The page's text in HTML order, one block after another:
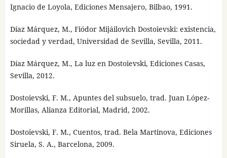
Ignacio de Loyola, Ediciones Mensajero, Bilbao, 1991.
Díaz Márquez, M., Fiódor Mijáilovich Dostoievski: existencia,
sociedad y verdad, Universidad de Sevilla, Sevilla, 2011.
Díaz Márquez, M., La luz en Dostoievski, Ediciones Casas,
Sevilla, 2012.
Dostoievski, F. M., Apuntes del subsuelo, trad. Juan López-
Morillas, Alianza Editorial, Madrid, 2002.
Dostoievski, F. M., Cuentos, trad. Bela Martinova, Ediciones
Siruela, S. A., Barcelona, 2009.